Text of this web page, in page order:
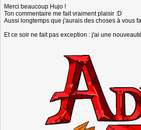
Merci beaucoup Hujo !
Ton commentaire me fait vraiment plaisir :D
Aussi longtemps que j'aurais des choses à vous
Et ce soir ne fait pas exception : j'ai une